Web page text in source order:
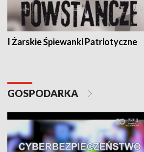
I Żarskie Śpiewanki Patriotyczne
GOSPODARKA